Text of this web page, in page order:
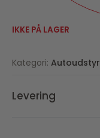
IKKE PÅ LAGER
Kategori: Autoudstyr
Levering